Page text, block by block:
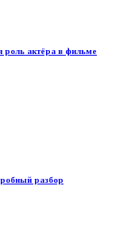
роль актёра в фильме
разбор